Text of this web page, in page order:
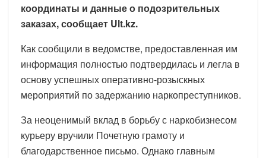
координаты и данные о подозрительных
заказах, сообщает Ult.kz.
Как сообщили в ведомстве, предоставленная им
информация полностью подтвердилась и легла в
основу успешных оперативно-розыскных
мероприятий по задержанию наркопреступников.
За неоценимый вклад в борьбу с наркобизнесом
курьеру вручили Почетную грамоту и
благодарственное письмо. Однако главным